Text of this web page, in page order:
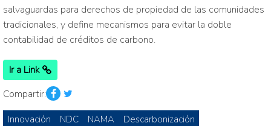
salvaguardas para derechos de propiedad de las comunidades
tradicionales, y define mecanismos para evitar la doble
contabilidad de créditos de carbono.
Ir a Link
Compartir:
Innovación NDC NAMA
Descarbonización